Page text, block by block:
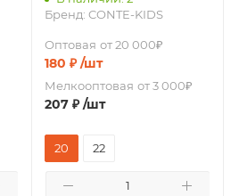
Бренд: CONTE-KIDS
Оптовая от 20 000₽
180 ₽ /шт
Мелкооптовая от 3 000₽
207₽ /шт
20 22